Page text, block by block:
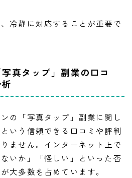
冷静に対応することが重要で
真タップ」副業の口コ
の「写真タップ」副業に関し
いう信頼できる口コミや評判
ません。インターネット上で
いか」「怪しい」といった否
大多数を占めています。